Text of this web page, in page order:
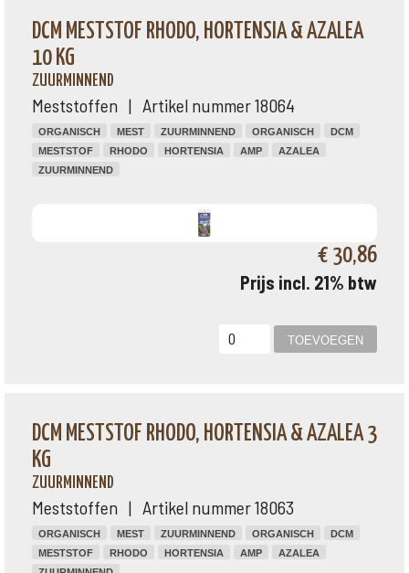
DCM MESTSTOF RHODO, HORTENSIA & AZALEA
10 KG
ZUURMINNEND
Meststoffen | Artikel nummer 18064
ORGANISCH MEST ZUURMINNEND ORGANISCH
DCM
MESTSTOF
RHODO HORTENSIA AMP
AZALEA
ZUURMINNEND
€ 30,86
Prijs incl. 21% btw
DCM MESTSTOF RHODO, HORTENSIA & AZALEA 3
KG
ZUURMINNEND
Meststoffen | Artikel nummer 18063
ORGANISCH MEST ZUURMINNEND ORGANISCH
DCM
MESTSTOF
RHODO HORTENSIA AMP
AZALEA